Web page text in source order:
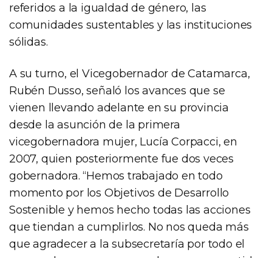
referidos a la igualdad de género, las
comunidades sustentables y las instituciones
sólidas.
A su turno, el Vicegobernador de Catamarca,
Rubén Dusso, señaló los avances que se
vienen llevando adelante en su provincia
desde la asunción de la primera
vicegobernadora mujer, Lucía Corpacci, en
2007, quien posteriormente fue dos veces
gobernadora. “Hemos trabajado en todo
momento por los Objetivos de Desarrollo
Sostenible y hemos hecho todas las acciones
que tiendan a cumplirlos. No nos queda más
que agradecer a la subsecretaría por todo el